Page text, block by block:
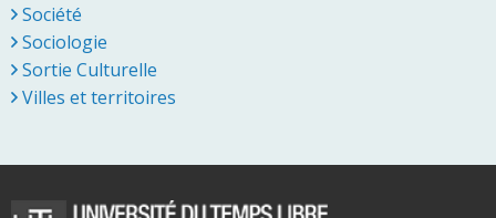
Société
Sociologie
Sortie Culturelle
Villes et territoires